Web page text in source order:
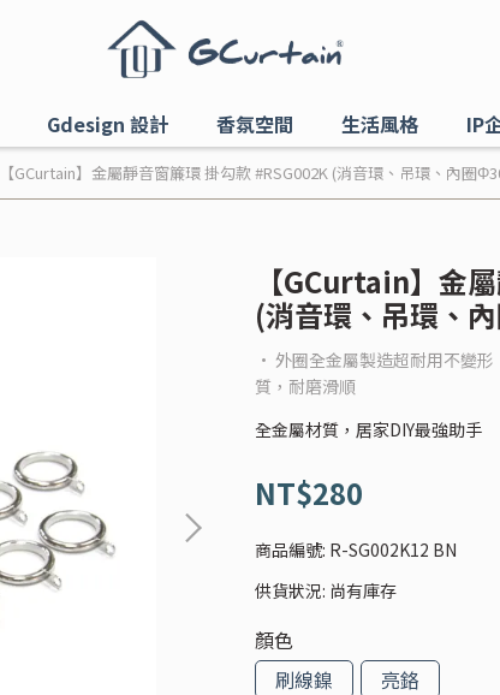
Gdesign 設計 香氛空間 生活風格 IP
【GCurtain】金屬靜音窗簾環 掛勾款 #RSG002K (消音環、吊環、內圈
【GCurtain】金
(消音環、吊環、
• 外圈全金屬製造超耐用不變
質，耐磨滑順
全金屬材質，居家DIY最強助手
NT$280
商品編號: R-SG002K12 BN
供貨狀況: 尚有庫存
顏色
刷線鎳
亮鉻